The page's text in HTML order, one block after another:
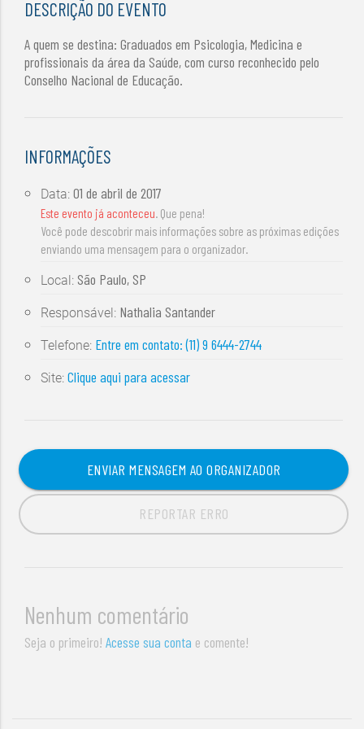
DESCRIÇÃO DO EVENTO
A quem se destina: Graduados em Psicologia, Medicina e
profissionais da área da Saúde, com curso reconhecido pelo
Conselho Nacional de Educação.
INFORMAÇÕES
Data:01 de abril de 2017
Este evento já aconteceu. Que pena!
Você pode descobrir mais informações sobre as próximas edições
enviando uma mensagem para o organizador.
Local: São Paulo, SP
Responsável: Nathalia Santander
Telefone: Entre em contato: (11) 9 6444-2744
Site:Clique aqui para acessar
ENVIAR MENSAGEM AO ORGANIZADOR
REPORTAR ERRO
Nenhum comentário
Seja o primeiro!Acesse sua conta e comente!